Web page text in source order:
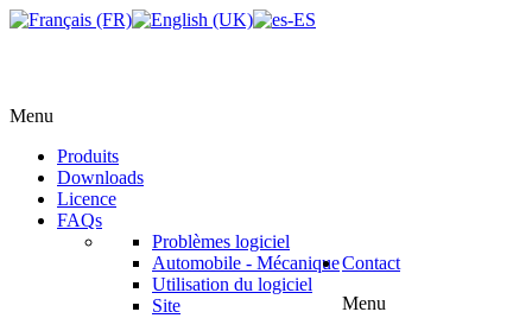
Menu
Produits
Downloads
Licence
FAQs
Problèmes logiciel
Automobile - Mécanique
Utilisation du logiciel
Site
Contact
Menu